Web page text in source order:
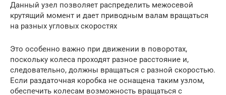
Данный узел позволяет распределить межосевой
крутящий момент и дает приводным валам вращаться
на разных угловых скоростях
Это особенно важно при движении в поворотах,
поскольку колеса проходят разное расстояние и,
следовательно, должны вращаться с разной скоростью.
Если раздаточная коробка не оснащена таким узлом,
обеспечить колесам возможность вращаться с